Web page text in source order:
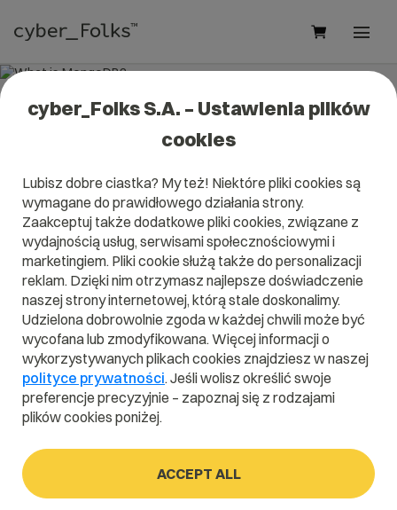
What is MongoDB?
It will help you better understand what exactly it is
MongoDBand what is the meaning to you in everyday use.
A B C D E F G H
I
J
K L M N O P Q
R
S
T U V W X Y Z
Home/Dictionary/Bazy danych/MongoDB
MongoDB
cyber_Folks S.A. – Ustawienia plików
cookies
Lubisz dobre ciastka? My też! Niektóre pliki cookies są
wymagane do prawidłowego działania strony.
Zaakceptuj także dodatkowe pliki cookies, związane z
wydajnością usług, serwisami społecznościowymi i
marketingiem. Pliki cookie służą także do personalizacji
reklam. Dzięki nim otrzymasz najlepsze doświadczenie
naszej strony internetowej, którą stale doskonalimy.
Udzielona dobrowolnie zgoda w każdej chwili może być
wycofana lub zmodyfikowana. Więcej informacji o
wykorzystywanych plikach cookies znajdziesz w naszej
polityce prywatności. Jeśli wolisz określić swoje
preferencje precyzyjnie – zapoznaj się z rodzajami
plików cookies poniżej.
ACCEPT ALL